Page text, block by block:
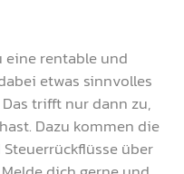
eine rentable und
etwas sinnvolles
trifft nur dann zu,
Dazu kommen die
über